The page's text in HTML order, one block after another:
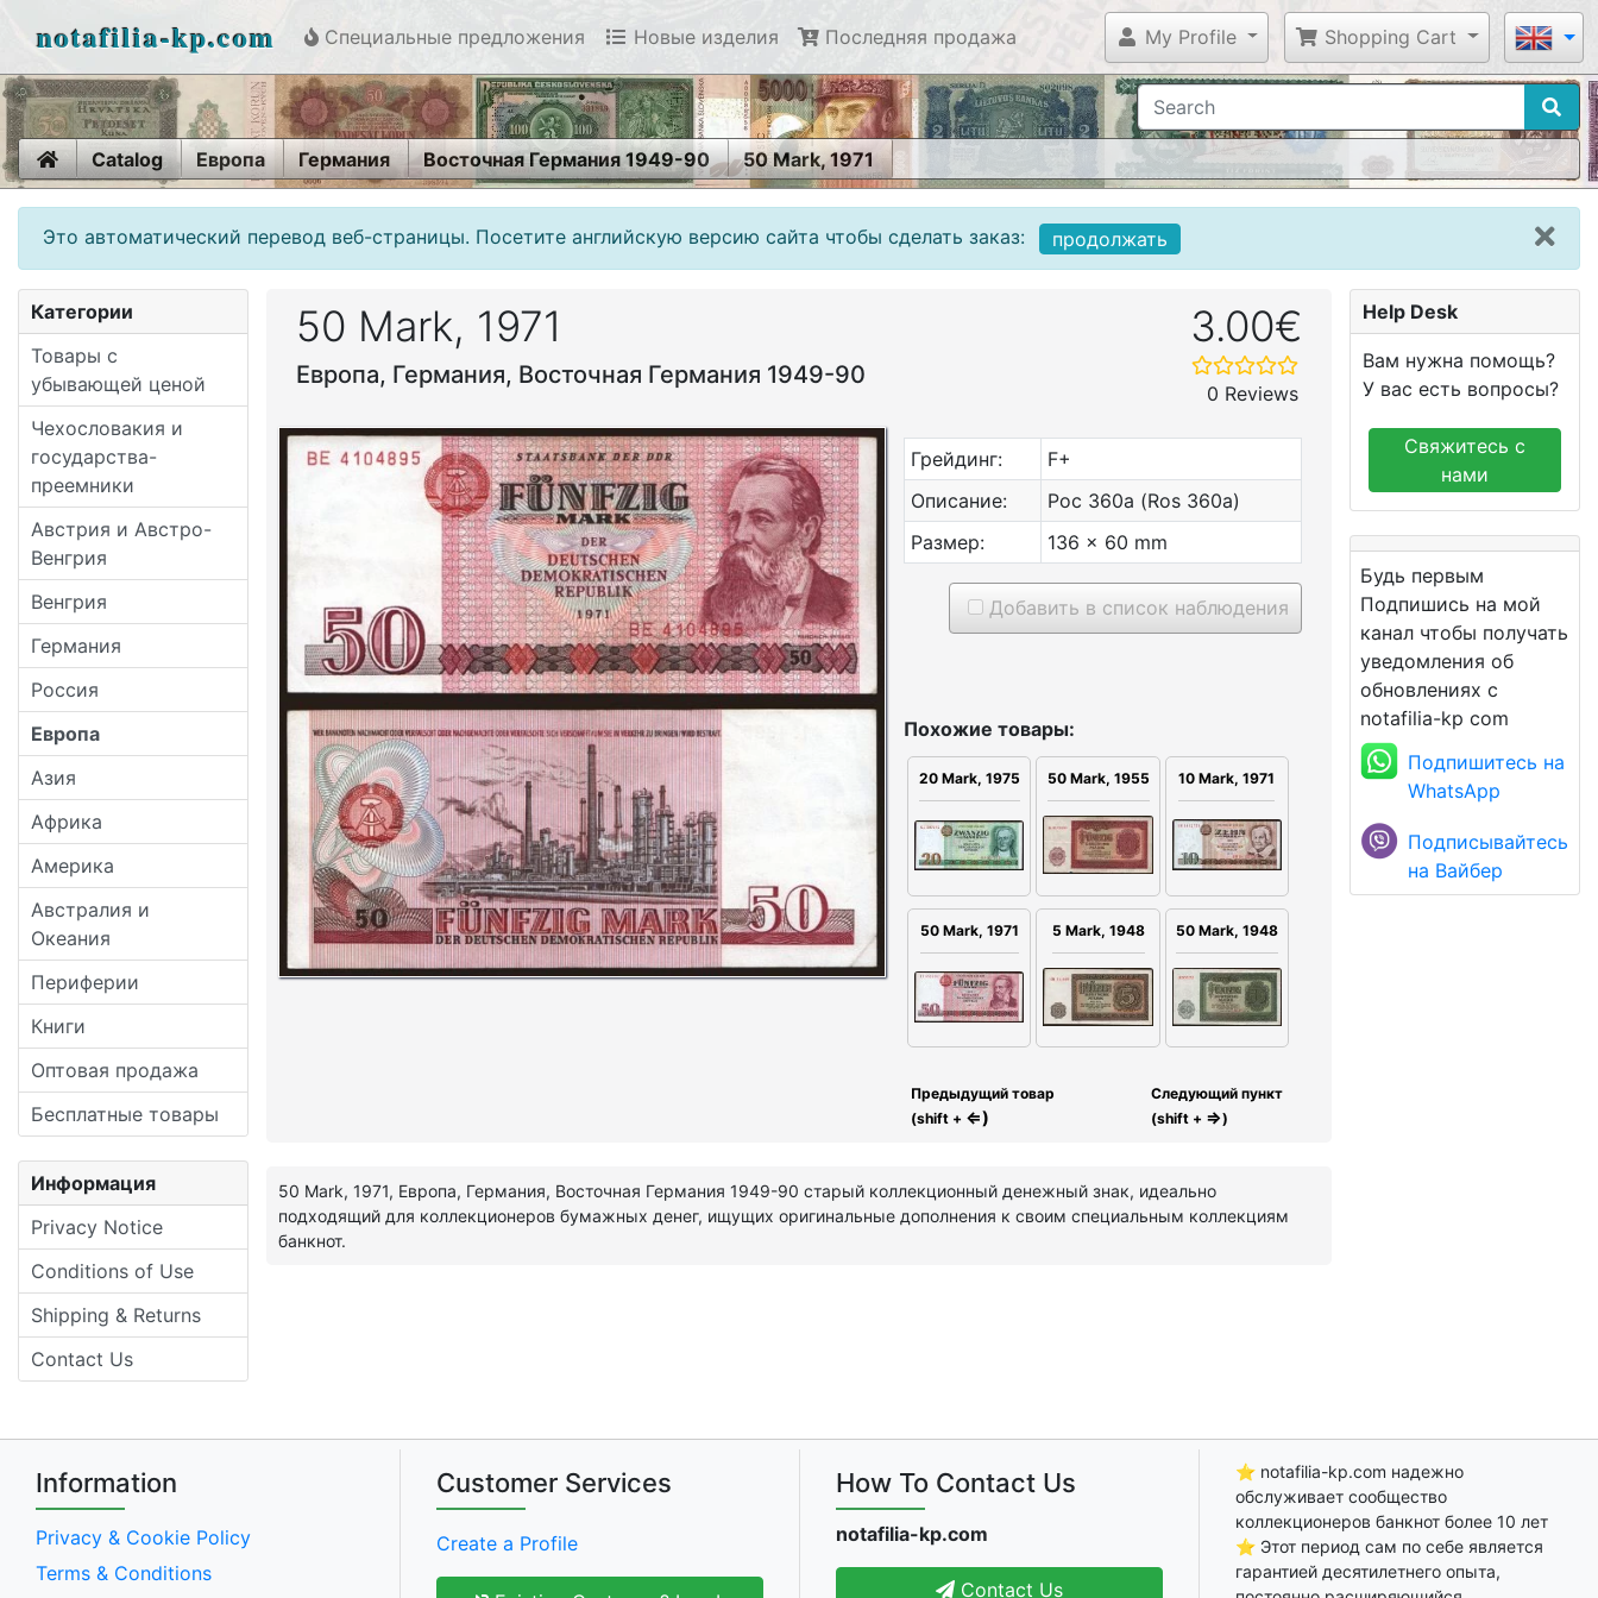
notafilia-kp.com Специальные предложения Новые изделия Последняя продажа My Profile Shopping Cart
HomeCatalog Европа Германия Восточная Германия 1949-90 50 Mark, 1971
Это автоматический перевод веб-страницы. Посетите английскую версию сайта чтобы сделать заказ: продолжать
Категории
Товары с
убывающей ценой
Чехословакия и
государства-
преемники
Австрия и Австро-
Венгрия
Венгрия
Германия
Россия
Европа
Азия
Африка
Америка
Австралия и
Океания
Периферии
Книги
Оптовая продажа
Бесплатные товары
Информация
Privacy Notice
Conditions of Use
Shipping & Returns
Contact Us
50 Mark, 1971
Европа, Германия, Восточная Германия 1949-90
3.00€
0 Reviews
Грейдинг:
F+
Описание:
Рос 360а (Ros 360a)
Размер:
136 x 60 mm
Добавить в список наблюдения
Похожие товары:
20 Mark, 1975 50 Mark, 1955 10 Mark, 1971
50 Mark, 1971 5 Mark, 1948 50 Mark, 1948
Предыдущий товар
(shift + ⇐)
Следующий пункт
(shift + ⇒)
50 Mark, 1971, Европа, Германия, Восточная Германия 1949-90 старый коллекционный денежный знак, идеально
подходящий для коллекционеров бумажных денег, ищущих оригинальные дополнения к своим специальным коллекциям
банкнот.
Help Desk
Вам нужна помощь?
У вас есть вопросы?
Свяжитесь с
нами
Будь первым
Подпишись на мой
канал чтобы получать
уведомления об
обновлениях с
notafilia-kp com
Подпишитесь на
WhatsApp
Подписывайтесь
на Вайбер
Information
Privacy & Cookie Policy
Terms & Conditions
Customer Services
Create a Profile
How To Contact Us
notafilia-kp.com
Contact Us
⭐ notafilia-kp.com надежно
обслуживает сообщество
коллекционеров банкнот более 10 лет
⭐ Этот период сам по себе является
гарантией десятилетнего опыта,